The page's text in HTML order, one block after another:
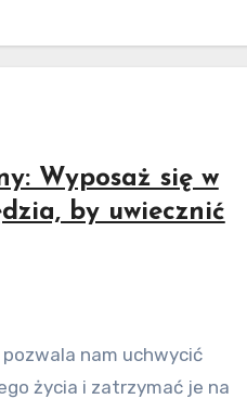
Wyposaż się w
by uwiecznić
życia i zatrzymać je na